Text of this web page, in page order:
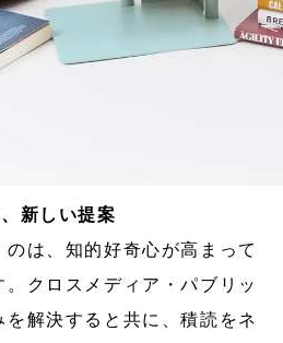
新しい提案
のは、知的好奇心が高まって
クロスメディア・パブリッ
を解決すると共に、積読をネ